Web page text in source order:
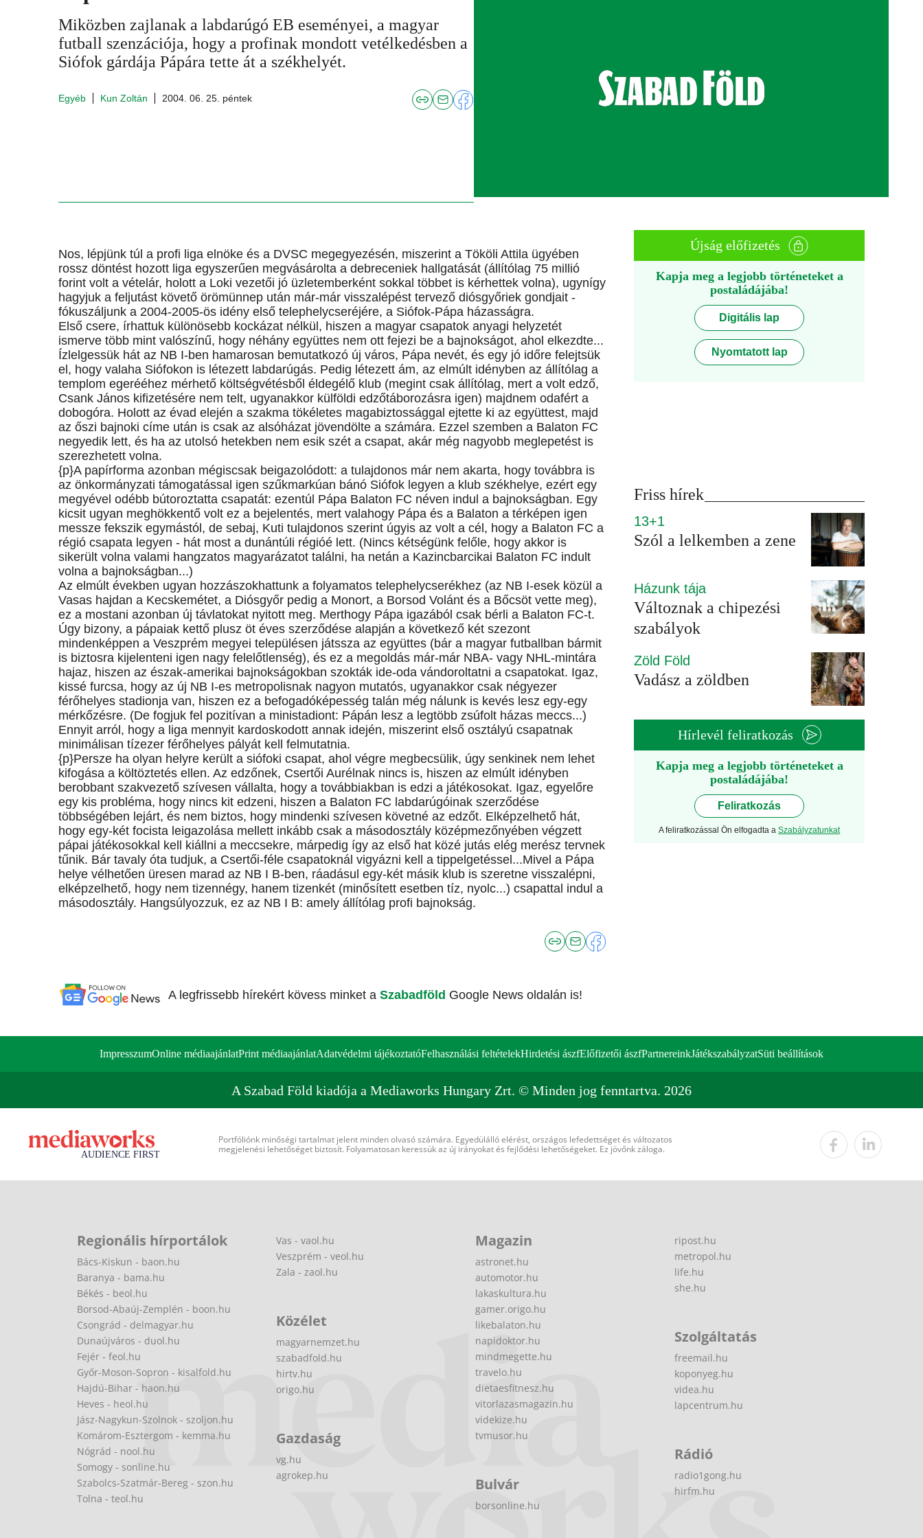
Miközben zajlanak a labdarúgó EB eseményei, a magyar
futball szenzációja, hogy a profinak mondott vetélkedésben a
Siófok gárdája Pápára tette át a székhelyét.
Egyéb Kun Zoltán 2004. 06. 25. péntek
Nos, lépjünk túl a profi liga elnöke és a DVSC megegyezésén, miszerint a Tököli Attila ügyében
rossz döntést hozott liga egyszerűen megvásárolta a debreceniek hallgatását (állítólag 75 millió
forint volt a vételár, holott a Loki vezetői jó üzletemberként sokkal többet is kérhettek volna), ugynígy
hagyjuk a feljutást követő örömünnep után már-már visszalépést tervező diósgyőriek gondjait -
fókuszáljunk a 2004-2005-ös idény első telephelycseréjére, a Siófok-Pápa házasságra.
Első csere, írhattuk különösebb kockázat nélkül, hiszen a magyar csapatok anyagi helyzetét
ismerve több mint valószínű, hogy néhány együttes nem ott fejezi be a bajnokságot, ahol elkezdte...
Ízlelgessük hát az NB I-ben hamarosan bemutatkozó új város, Pápa nevét, és egy jó időre felejtsük
el, hogy valaha Siófokon is létezett labdarúgás. Pedig létezett ám, az elmúlt idényben az állítólag a
templom egerééhez mérhető költségvétésből éldegélő klub (megint csak állítólag, mert a volt edző,
Csank János kifizetésére nem telt, ugyanakkor külföldi edzőtáborozásra igen) majdnem odafért a
dobogóra. Holott az évad elején a szakma tökéletes magabiztossággal ejtette ki az együttest, majd
az őszi bajnoki címe után is csak az alsóházat jövendölte a számára. Ezzel szemben a Balaton FC
negyedik lett, és ha az utolsó hetekben nem esik szét a csapat, akár még nagyobb meglepetést is
szerezhetett volna.
{p}A papírforma azonban mégiscsak beigazolódott: a tulajdonos már nem akarta, hogy továbbra is
az önkormányzati támogatással igen szűkmarkúan bánó Siófok legyen a klub székhelye, ezért egy
megyével odébb bútoroztatta csapatát: ezentúl Pápa Balaton FC néven indul a bajnokságban. Egy
kicsit ugyan meghökkentő volt ez a bejelentés, mert valahogy Pápa és a Balaton a térképen igen
messze fekszik egymástól, de sebaj, Kuti tulajdonos szerint úgyis az volt a cél, hogy a Balaton FC a
régió csapata legyen - hát most a dunántúli régióé lett. (Nincs kétségünk felőle, hogy akkor is
sikerült volna valami hangzatos magyarázatot találni, ha netán a Kazincbarcikai Balaton FC indult
volna a bajnokságban...)
Az elmúlt években ugyan hozzászokhattunk a folyamatos telephelycserékhez (az NB I-esek közül a
Vasas hajdan a Kecskemétet, a Diósgyőr pedig a Monort, a Borsod Volánt és a Bőcsöt vette meg),
ez a mostani azonban új távlatokat nyitott meg. Merthogy Pápa igazából csak bérli a Balaton FC-t.
Úgy bizony, a pápaiak kettő plusz öt éves szerződése alapján a következő két szezont
mindenképpen a Veszprém megyei településen játssza az együttes (bár a magyar futballban bármit
is biztosra kijelenteni igen nagy felelőtlenség), és ez a megoldás már-már NBA- vagy NHL-mintára
hajaz, hiszen az észak-amerikai bajnokságokban szokták ide-oda vándoroltatni a csapatokat. Igaz,
kissé furcsa, hogy az új NB I-es metropolisnak nagyon mutatós, ugyanakkor csak négyezer
férőhelyes stadionja van, hiszen ez a befogadóképesség talán még nálunk is kevés lesz egy-egy
mérkőzésre. (De fogjuk fel pozitívan a ministadiont: Pápán lesz a legtöbb zsúfolt házas meccs...)
Ennyit arról, hogy a liga mennyit kardoskodott annak idején, miszerint első osztályú csapatnak
minimálisan tízezer férőhelyes pályát kell felmutatnia.
{p}Persze ha olyan helyre került a siófoki csapat, ahol végre megbecsülik, úgy senkinek nem lehet
kifogása a költöztetés ellen. Az edzőnek, Csertői Aurélnak nincs is, hiszen az elmúlt idényben
berobbant szakvezető szívesen vállalta, hogy a továbbiakban is edzi a játékosokat. Igaz, egyelőre
egy kis probléma, hogy nincs kit edzeni, hiszen a Balaton FC labdarúgóinak szerződése
többségében lejárt, és nem biztos, hogy mindenki szívesen követné az edzőt. Elképzelhető hát,
hogy egy-két focista leigazolása mellett inkább csak a másodosztály középmezőnyében végzett
pápai játékosokkal kell kiállni a meccsekre, márpedig így az első hat közé jutás elég merész tervnek
tűnik. Bár tavaly óta tudjuk, a Csertői-féle csapatoknál vigyázni kell a tippelgetéssel...Mivel a Pápa
helye vélhetően üresen marad az NB I B-ben, ráadásul egy-két másik klub is szeretne visszalépni,
elképzelhető, hogy nem tizennégy, hanem tizenkét (minősített esetben tíz, nyolc...) csapattal indul a
másodosztály. Hangsúlyozzuk, ez az NB I B: amely állítólag profi bajnokság.
A legfrissebb hírekért kövess minket a Szabadföld Google News oldalán is!
Újság előfizetés
Kapja meg a legjobb történeteket a
postaládájába!
Digitális lap
Nyomtatott lap
Friss hírek
13+1
Szól a lelkemben a zene
Házunk tája
Változnak a chipezési
szabályok
Zöld Föld
Vadász a zöldben
Hírlevél feliratkozás
Kapja meg a legjobb történeteket a
postaládájába!
Feliratkozás
A feliratkozással Ön elfogadta a Szabályzatunkat
ImpresszumOnline médiaajánlatPrint médiaajánlatAdatvédelmi tájékoztatóFelhasználási feltételekHirdetési ászfElőfizetői ászfPartnereinkJátékszabályzatSüti beállítások
A Szabad Föld kiadója a Mediaworks Hungary Zrt. © Minden jog fenntartva. 2026
Portfóliónk minőségi tartalmat jelent minden olvasó számára. Egyedülálló elérést, országos lefedettséget és változatos
megjelenési lehetőséget biztosít. Folyamatosan keressük az új irányokat és fejlődési lehetőségeket. Ez jövőnk záloga.
Regionális hírportálok
Bács-Kiskun - baon.hu
Baranya - bama.hu
Békés - beol.hu
Borsod-Abaúj-Zemplén - boon.hu
Csongrád - delmagyar.hu
Dunaújváros - duol.hu
Fejér - feol.hu
Győr-Moson-Sopron - kisalfold.hu
Hajdú-Bihar - haon.hu
Heves - heol.hu
Jász-Nagykun-Szolnok - szoljon.hu
Komárom-Esztergom - kemma.hu
Nógrád - nool.hu
Somogy - sonline.hu
Szabolcs-Szatmár-Bereg - szon.hu
Tolna - teol.hu
Vas - vaol.hu
Veszprém - veol.hu
Zala - zaol.hu
Közélet
magyarnemzet.hu
szabadfold.hu
hirtv.hu
origo.hu
Gazdaság
vg.hu
agrokep.hu
Magazin
astronet.hu
automotor.hu
lakaskultura.hu
gamer.origo.hu
likebalaton.hu
napidoktor.hu
mindmegette.hu
travelo.hu
dietaesfitnesz.hu
vitorlazasmagazin.hu
videkize.hu
tvmusor.hu
Bulvár
borsonline.hu
ripost.hu
metropol.hu
life.hu
she.hu
Szolgáltatás
freemail.hu
koponyeg.hu
videa.hu
lapcentrum.hu
Rádió
radio1gong.hu
hirfm.hu